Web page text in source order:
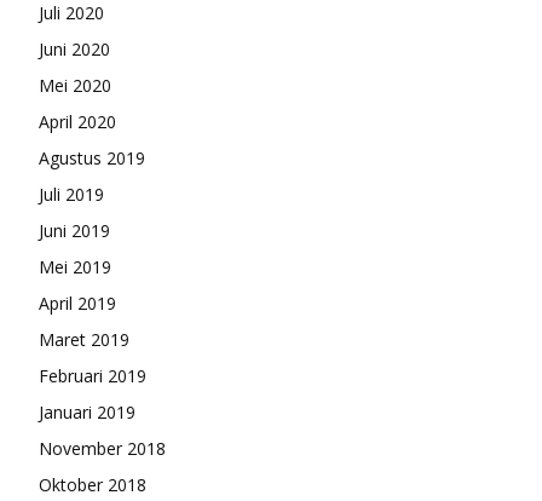
Juli 2020
Juni 2020
Mei 2020
April 2020
Agustus 2019
Juli 2019
Juni 2019
Mei 2019
April 2019
Maret 2019
Februari 2019
Januari 2019
November 2018
Oktober 2018